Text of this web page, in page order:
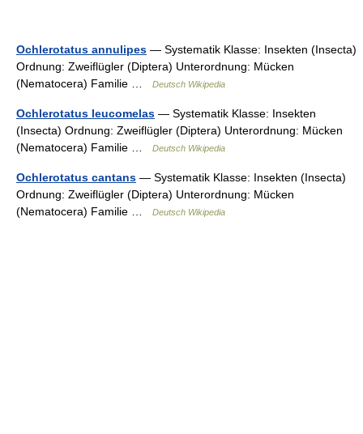
Ochlerotatus annulipes — Systematik Klasse: Insekten (Insecta)
Ordnung: Zweiflügler (Diptera) Unterordnung: Mücken
(Nematocera) Familie …
Deutsch Wikipedia
Ochlerotatus leucomelas — Systematik Klasse: Insekten
(Insecta) Ordnung: Zweiflügler (Diptera) Unterordnung: Mücken
(Nematocera) Familie …
Deutsch Wikipedia
Ochlerotatus cantans — Systematik Klasse: Insekten (Insecta)
Ordnung: Zweiflügler (Diptera) Unterordnung: Mücken
(Nematocera) Familie …
Deutsch Wikipedia